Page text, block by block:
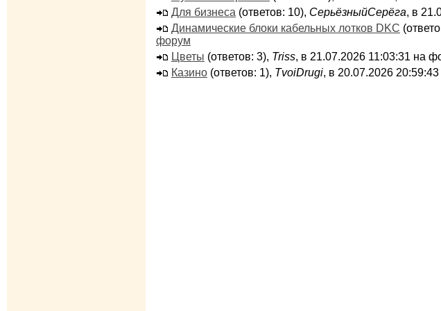
Для бизнеса (ответов: 10), СерьёзныйСерёга, в
Динамические блоки кабельных лотков DKC
форум
Цветы (ответов: 3), Triss, в 21.07.2026 11:03:31 на
Казино (ответов: 1), TvoiDrugi, в 20.07.2026